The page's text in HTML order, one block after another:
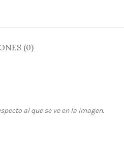
(0)
al que se ve en la imagen.